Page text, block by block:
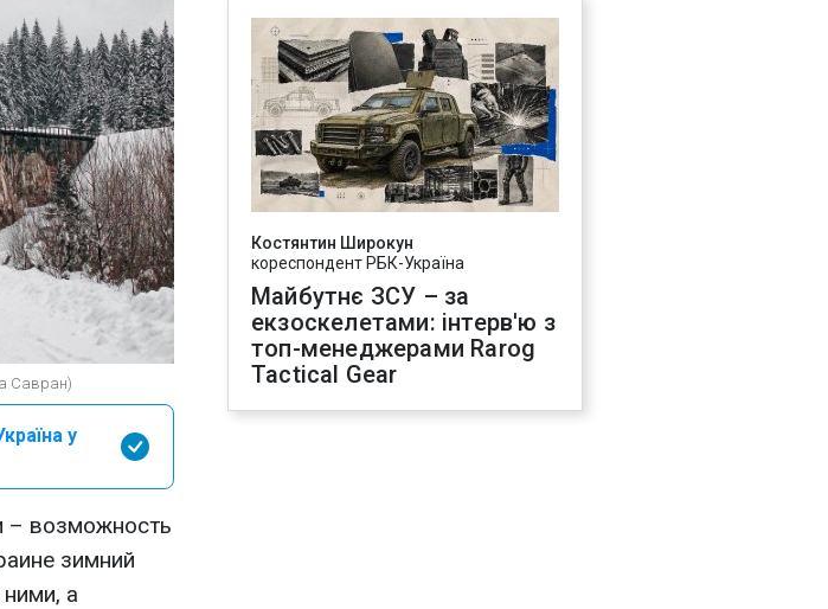
Савран)
у
– возможность
зимний
а
Костянтин Широкун
кореспондент РБК-Україна
Майбутнє ЗСУ – за
екзоскелетами: інтерв'ю з
топ-менеджерами Rarog
Tactical Gear